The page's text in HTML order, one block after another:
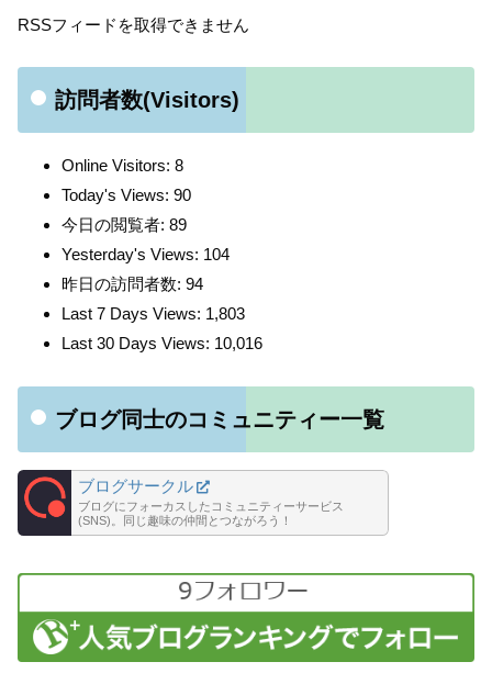
RSSフィードを取得できません
訪問者数(Visitors)
Online Visitors: 8
Today's Views: 90
今日の閲覧者: 89
Yesterday's Views: 104
昨日の訪問者数: 94
Last 7 Days Views: 1,803
Last 30 Days Views: 10,016
ブログ同士のコミュニティー一覧
ブログサークル
ブログにフォーカスしたコミュニティーサービス
(SNS)。同じ趣味の仲間とつながろう！